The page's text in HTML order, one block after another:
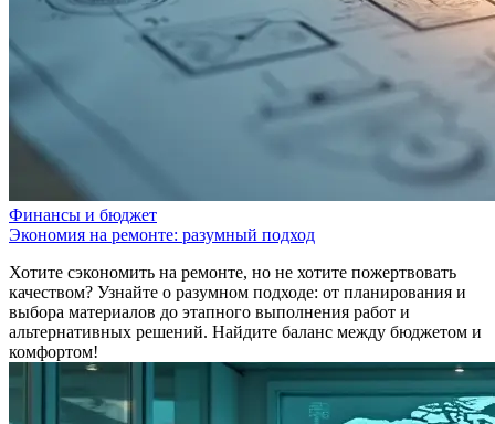
Финансы и бюджет
Экономия на ремонте: разумный подход
Хотите сэкономить на ремонте, но не хотите пожертвовать
качеством? Узнайте о разумном подходе: от планирования и
выбора материалов до этапного выполнения работ и
альтернативных решений. Найдите баланс между бюджетом и
комфортом!